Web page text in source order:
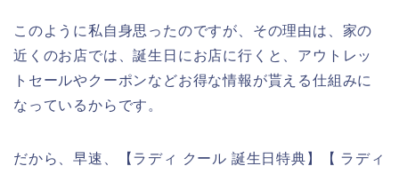
このように私自身思ったのですが、その理由は、家の
近くのお店では、誕生日にお店に行くと、アウトレッ
トセールやクーポンなどお得な情報が貰える仕組みに
なっているからです。
だから、早速、【ラディ クール 誕生日特典】【 ラディ